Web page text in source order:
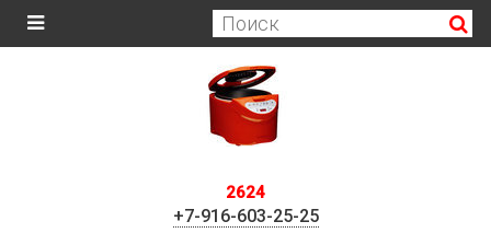
2624
+7-916-603-25-25